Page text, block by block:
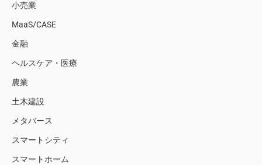
小売業
MaaS/CASE
金融
ヘルスケア・医療
農業
土木建設
メタバース
スマートシティ
スマートホーム